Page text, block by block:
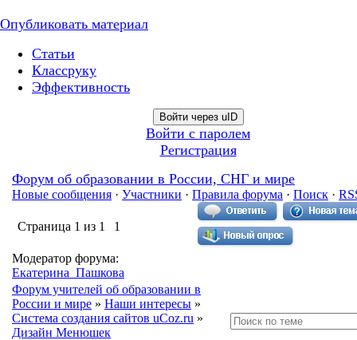
Опубликовать материал
Статьи
Классруку
Эффективность
Войти через uID
Войти с паролем
Регистрация
Форум об образовании в России, СНГ и мире
Новые сообщения · Участники · Правила форума · Поиск ·
Страница 1 из 1 1
Модератор форума:
Екатерина_Пашкова
Форум учителей об образовании в
России и мире » Наши интересы »
Система создания сайтов uCoz.ru »
Дизайн Менюшек